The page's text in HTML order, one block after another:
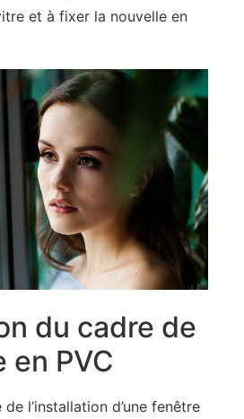
et à fixer la nouvelle en
du cadre de
en PVC
l’installation d’une fenêtre